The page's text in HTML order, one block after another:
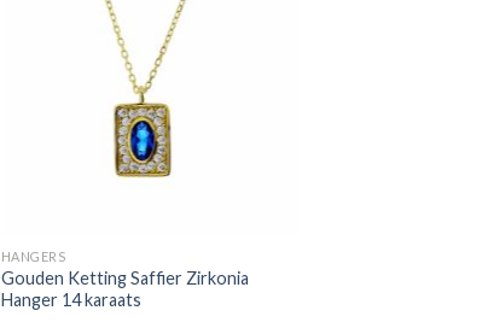
HANGERS
Gouden Ketting Saffier Zirkonia
Hanger 14 karaats